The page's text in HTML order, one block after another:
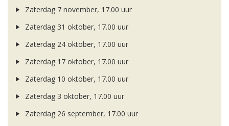
Zaterdag 7 november, 17.00 uur
Zaterdag 31 oktober, 17.00 uur
Zaterdag 24 oktober, 17.00 uur
Zaterdag 17 oktober, 17.00 uur
Zaterdag 10 oktober, 17.00 uur
Zaterdag 3 oktober, 17.00 uur
Zaterdag 26 september, 17.00 uur